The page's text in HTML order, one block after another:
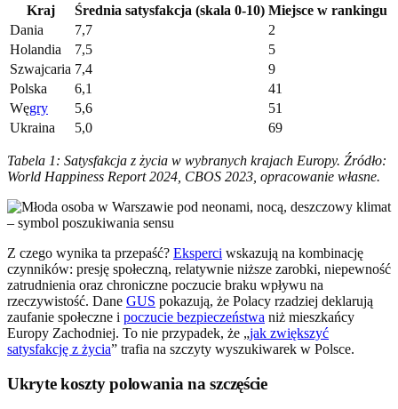
Kraj Średnia satysfakcja (skala 0-10) Miejsce w rankingu
Dania
7,7
2
Holandia
7,5
5
Szwajcaria 7,4
9
Polska
6,1
41
Węgry 5,6
51
Ukraina
5,0 69
Tabela 1: Satysfakcja z życia w wybranych krajach Europy. Źródło:
World Happiness Report 2024, CBOS 2023, opracowanie własne.
Z czego wynika ta przepaść? Eksperci wskazują na kombinację
czynników: presję społeczną, relatywnie niższe zarobki, niepewność
zatrudnienia oraz chroniczne poczucie braku wpływu na
rzeczywistość. Dane GUS pokazują, że Polacy rzadziej deklarują
zaufanie społeczne i poczucie bezpieczeństwa niż mieszkańcy
Europy Zachodniej. To nie przypadek, że „jak zwiększyć
satysfakcję z życia” trafia na szczyty wyszukiwarek w Polsce.
Ukryte koszty polowania na szczęście